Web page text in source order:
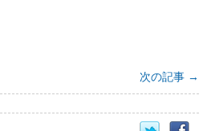
次の記事 →